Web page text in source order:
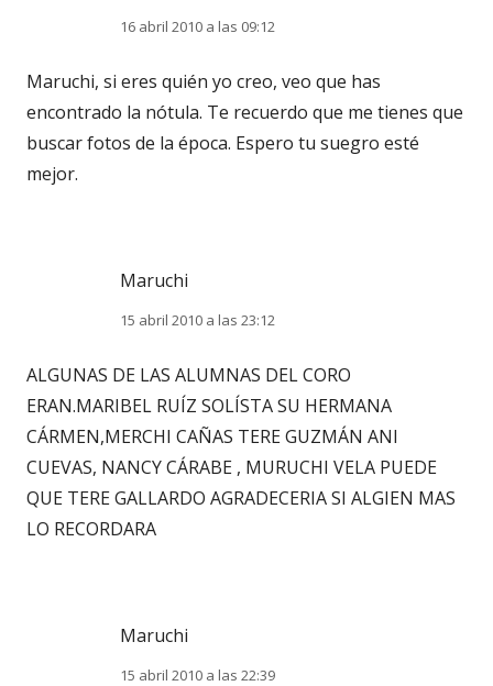
16 abril 2010 a las 09:12
Maruchi, si eres quién yo creo, veo que has
encontrado la nótula. Te recuerdo que me tienes que
buscar fotos de la época. Espero tu suegro esté
mejor.
Maruchi
15 abril 2010 a las 23:12
ALGUNAS DE LAS ALUMNAS DEL CORO
ERAN.MARIBEL RUÍZ SOLÍSTA SU HERMANA
CÁRMEN,MERCHI CAÑAS TERE GUZMÁN ANI
CUEVAS, NANCY CÁRABE , MURUCHI VELA PUEDE
QUE TERE GALLARDO AGRADECERIA SI ALGIEN MAS
LO RECORDARA
Maruchi
15 abril 2010 a las 22:39